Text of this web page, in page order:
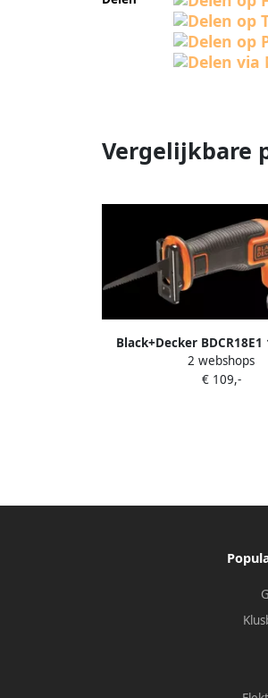
Vergelijkbare
Black+Decker BDCR18E1
Reciprozaag | 1x 18V
accu + 1A Lader | 1x
2 webshops
€ 109,-